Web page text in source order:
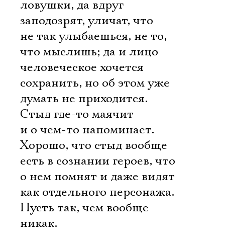
ловушки, да вдруг
заподозрят, уличат, что
не так улыбаешься, не то,
что мыслишь; да и лицо
человеческое хочется
сохранить, но об этом уже
думать не приходится.
Стыд где-то маячит
и о чем-то напоминает.
Хорошо, что стыд вообще
есть в сознании героев, что
о нем помнят и даже видят
как отдельного персонажа.
Пусть так, чем вообще
никак.